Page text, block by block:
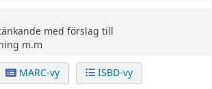
med förslag till
m.m
MARC-vy ISBD-vy